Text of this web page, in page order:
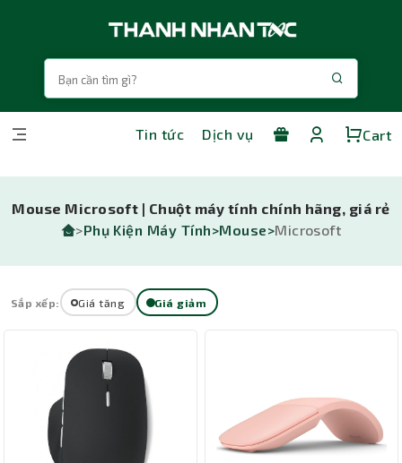
Tin tức Dịch vụ Cart
Mouse Microsoft | Chuột máy tính chính hãng, giá rẻ
>Phụ Kiện Máy Tính>Mouse>Microsoft
Sắp xếp: Giá tăng Giá giảm